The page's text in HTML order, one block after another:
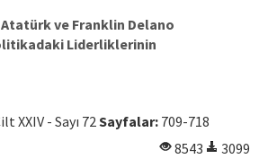
ve Franklin Delano
Liderliklerinin
XXIV - Sayı 72Sayfalar: 709-718
8543
3099